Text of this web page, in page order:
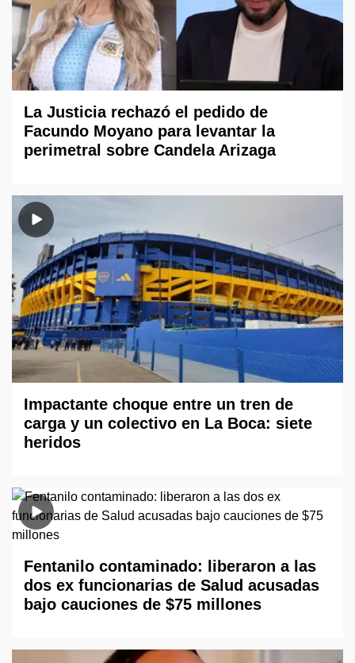
La Justicia rechazó el pedido de
Facundo Moyano para levantar la
perimetral sobre Candela Arizaga
Impactante choque entre un tren de
carga y un colectivo en La Boca: siete
heridos
Fentanilo contaminado: liberaron a las
dos ex funcionarias de Salud acusadas
bajo cauciones de $75 millones